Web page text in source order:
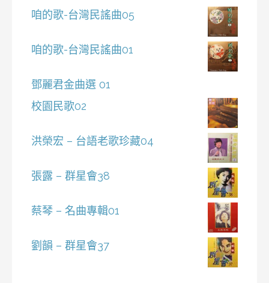
咱的歌-台灣民謠曲05
咱的歌-台灣民謠曲01
鄧麗君金曲選 01
校園民歌02
洪榮宏 – 台語老歌珍藏04
張露 – 群星會38
蔡琴 – 名曲專輯01
劉韻 – 群星會37